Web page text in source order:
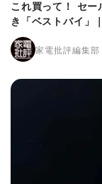
これ買って！ セー
き「ベストバイ」
プライムデー
家電批評編集部